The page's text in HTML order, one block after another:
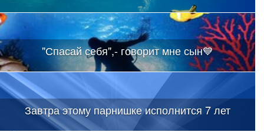
"Спасай себя",- говорит мне сын💙
Завтра этому парнишке исполнится 7 лет